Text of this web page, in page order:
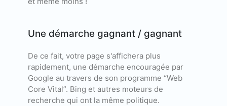
Une démarche gagnant / gagnant
De ce fait, votre page s'affichera plus
rapidement, une démarche encouragée par
Google au travers de son programme “Web
Core Vital”. Bing et autres moteurs de
recherche qui ont la même politique.